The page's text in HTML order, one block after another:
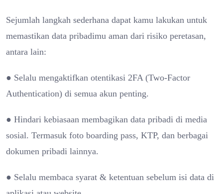
Sejumlah langkah sederhana dapat kamu lakukan untuk
memastikan data pribadimu aman dari risiko peretasan,
antara lain:
● Selalu mengaktifkan otentikasi 2FA (Two-Factor
Authentication) di semua akun penting.
● Hindari kebiasaan membagikan data pribadi di media
sosial. Termasuk foto boarding pass, KTP, dan berbagai
dokumen pribadi lainnya.
● Selalu membaca syarat & ketentuan sebelum isi data di